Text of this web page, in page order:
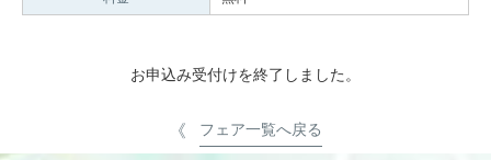
お申込み受付けを終了しました。
フェア一覧へ戻る